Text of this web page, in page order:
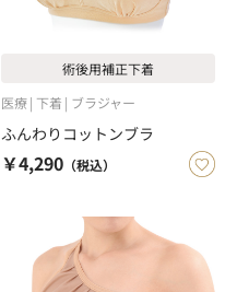
術後用補正下着
医療 下着 ブラジャー
ふんわりコットンブラ
￥4,290 （税込）